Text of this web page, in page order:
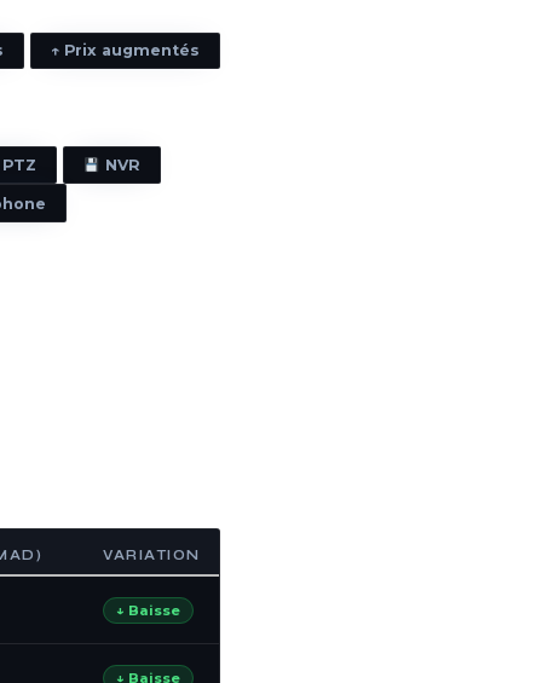
↑ Prix augmentés
NVR
VARIATION
↓ Baisse
↓ Baisse